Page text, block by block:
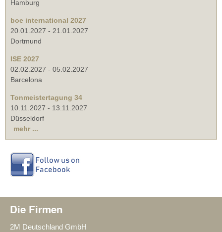
Hamburg
boe international 2027
20.01.2027 - 21.01.2027
Dortmund
ISE 2027
02.02.2027 - 05.02.2027
Barcelona
Tonmeistertagung 34
10.11.2027 - 13.11.2027
Düsseldorf
mehr ...
Die Firmen
2M Deutschland GmbH